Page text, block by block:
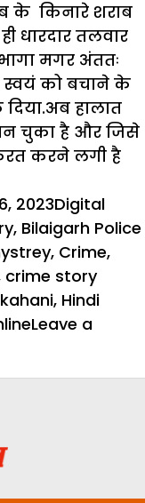
के किनारे शराब
धारदार तलवार
मगर अंततः
स्वयं को बचाने के
हालात
चुका है और जिसे
करने लगी है
2023Author
Digital
, Bilaigarh Police
, Crime,
crime story
, Hindi
Leave a